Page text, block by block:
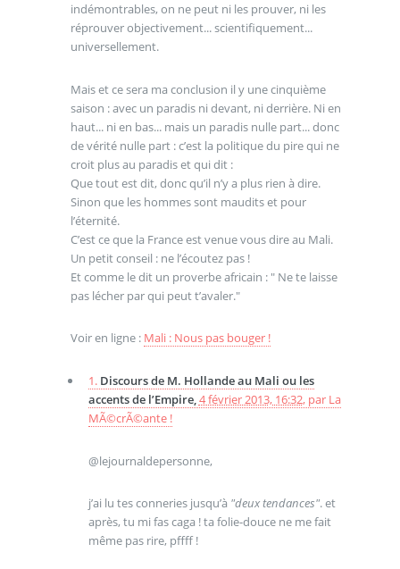
indémontrables, on ne peut ni les prouver, ni les
réprouver objectivement... scientifiquement...
universellement.
Mais et ce sera ma conclusion il y une cinquième
saison : avec un paradis ni devant, ni derrière. Ni en
haut... ni en bas... mais un paradis nulle part... donc
de vérité nulle part : c’est la politique du pire qui ne
croit plus au paradis et qui dit :
Que tout est dit, donc qu’il n’y a plus rien à dire.
Sinon que les hommes sont maudits et pour
l’éternité.
C’est ce que la France est venue vous dire au Mali.
Un petit conseil : ne l’écoutez pas !
Et comme le dit un proverbe africain : " Ne te laisse
pas lécher par qui peut t’avaler."
Voir en ligne : Mali : Nous pas bouger !
1. Discours de M. Hollande au Mali ou les
accents de l’Empire,4 février 2013, 16:32, par La
MÃ©crÃ©ante !
@lejournaldepersonne,
j’ai lu tes conneries jusqu’à "deux tendances". et
après, tu mi fas caga ! ta folie-douce ne me fait
même pas rire, pffff !